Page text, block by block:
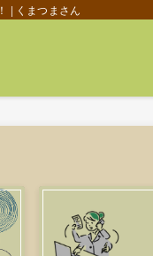
| くまつまさん